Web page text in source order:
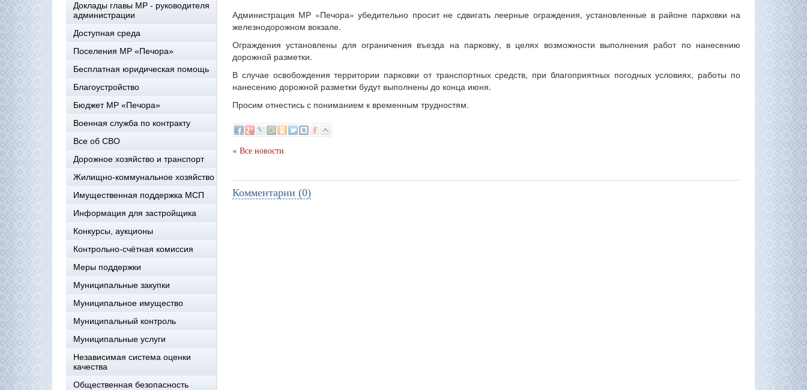
Доклады главы МР - руководителя
администрации
Доступная среда
Поселения МР «Печора»
Бесплатная юридическая помощь
Благоустройство
Бюджет МР «Печора»
Военная служба по контракту
Все об СВО
Дорожное хозяйство и транспорт
Жилищно-коммунальное хозяйство
Имущественная поддержка МСП
Информация для застройщика
Конкурсы, аукционы
Контрольно-счётная комиссия
Меры поддержки
Муниципальные закупки
Муниципальное имущество
Муниципальный контроль
Муниципальные услуги
Независимая система оценки
качества
Общественная безопасность
Администрация МР «Печора» убедительно просит не сдвигать леерные ограждения, установленные в районе парковки на
железнодорожном вокзале.
Ограждения установлены для ограничения въезда на парковку, в целях возможности выполнения работ по нанесению
дорожной разметки.
В случае освобождения территории парковки от транспортных средств, при благоприятных погодных условиях, работы по
нанесению дорожной разметки будут выполнены до конца июня.
Просим отнестись с пониманием к временным трудностям.
« Все новости
Комментарии (0)